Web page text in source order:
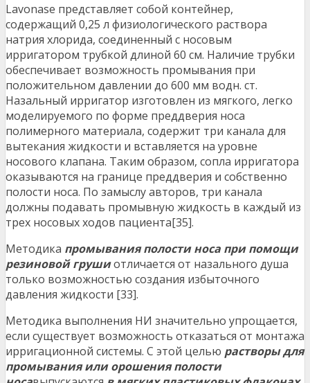
Lavonase представляет собой контейнер,
содержащий 0,25 л физиологического раствора
натрия хлорида, соединенный с носовым
ирригатором трубкой длиной 60 см. Наличие трубки
обеспечивает возможность промывания при
положительном давлении до 600 мм водн. ст.
Назальный ирригатор изготовлен из мягкого, легко
моделируемого по форме преддверия носа
полимерного материала, содержит три канала для
вытекания жидкости и вставляется на уровне
носового клапана. Таким образом, сопла ирригатора
оказываются на границе преддверия и собственно
полости носа. По замыслу авторов, три канала
должны подавать промывную жидкость в каждый из
трех носовых ходов пациента[35].
Методика промывания полости носа при помощи
резиновой грушиотличается от назального душа
только возможностью создания избыточного
давления жидкости [33].
Методика выполнения НИ значительно упрощается,
если существует возможность отказаться от монтажа
ирригационной системы. С этой целью растворы для
промывания или орошения полости